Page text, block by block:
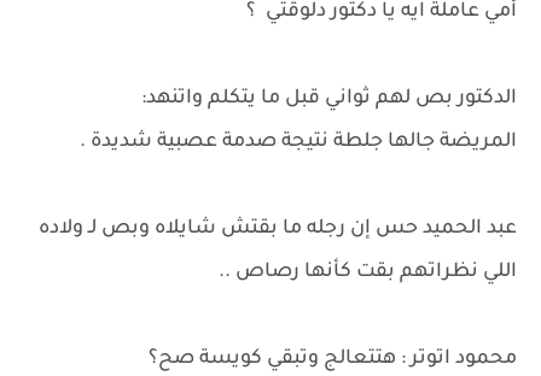
أمي عاملة ايه يا دكتور دلوقتي ؟
الدكتور بص لهم ثواني قبل ما يتكلم واتنهد:
المريضة جالها جلطة نتيجة صدمة عصبية شديدة .
عبد الحميد حس إن رجله ما بقتش شايلاه وبص لـ ولاده
اللي نظراتهم بقت كأنها رصاص ..
محمود اتوتر : هتتعالج وتبقي كويسة صح؟